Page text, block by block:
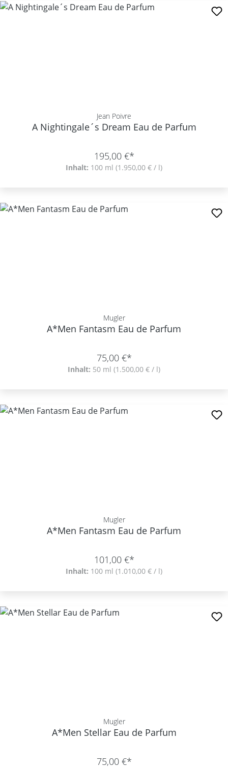
Jean Poivre
A Nightingale´s Dream Eau de Parfum
195,00 €*
Inhalt: 100 ml (1.950,00 € / l)
Mugler
A*Men Fantasm Eau de Parfum
75,00 €*
Inhalt: 50 ml (1.500,00 € / l)
Mugler
A*Men Fantasm Eau de Parfum
101,00 €*
Inhalt: 100 ml (1.010,00 € / l)
Mugler
A*Men Stellar Eau de Parfum
75,00 €*